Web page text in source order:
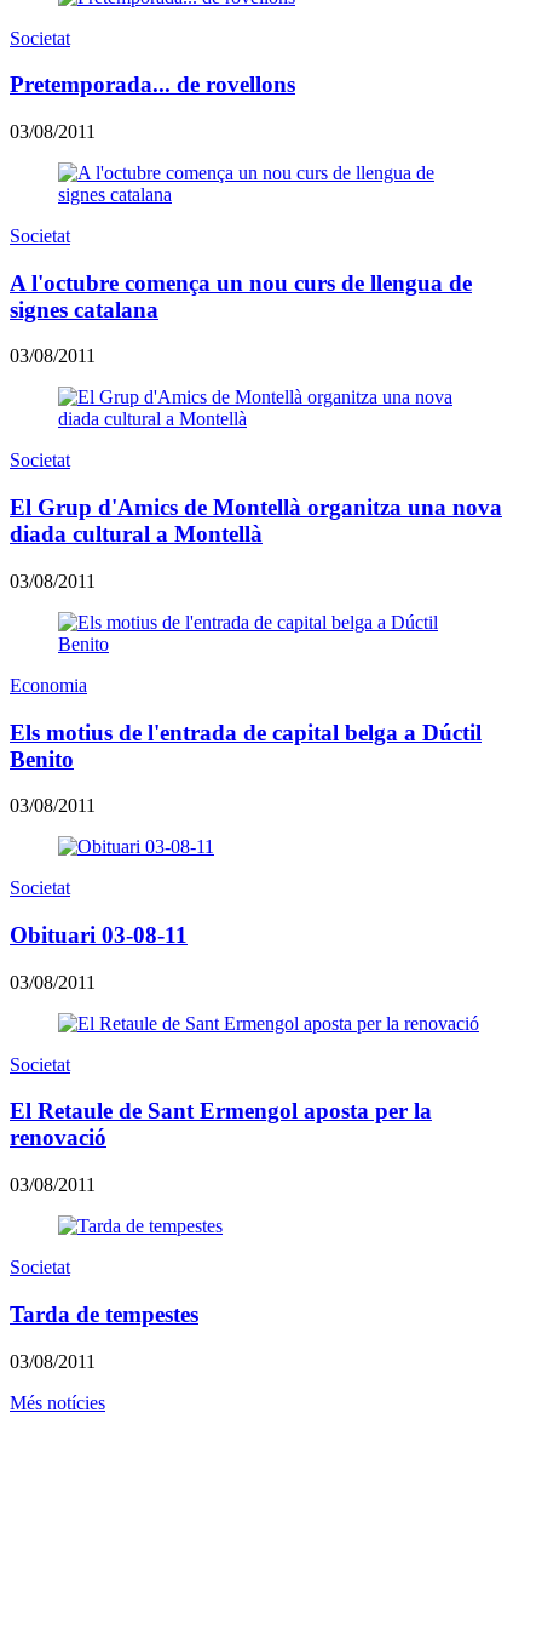
Societat
Pretemporada... de rovellons
03/08/2011
Societat
A l'octubre comença un nou curs de llengua de
signes catalana
03/08/2011
Societat
El Grup d'Amics de Montellà organitza una nova
diada cultural a Montellà
03/08/2011
Economia
Els motius de l'entrada de capital belga a Dúctil
Benito
03/08/2011
Societat
Obituari 03-08-11
03/08/2011
Societat
El Retaule de Sant Ermengol aposta per la
renovació
03/08/2011
Societat
Tarda de tempestes
03/08/2011
Més notícies